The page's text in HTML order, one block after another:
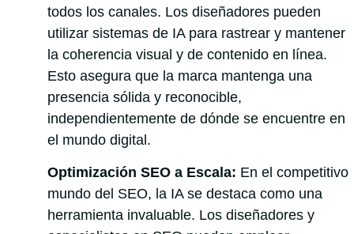
todos los canales. Los diseñadores pueden
utilizar sistemas de IA para rastrear y mantener
la coherencia visual y de contenido en línea.
Esto asegura que la marca mantenga una
presencia sólida y reconocible,
independientemente de dónde se encuentre en
el mundo digital.
Optimización SEO a Escala: En el competitivo
mundo del SEO, la IA se destaca como una
herramienta invaluable. Los diseñadores y